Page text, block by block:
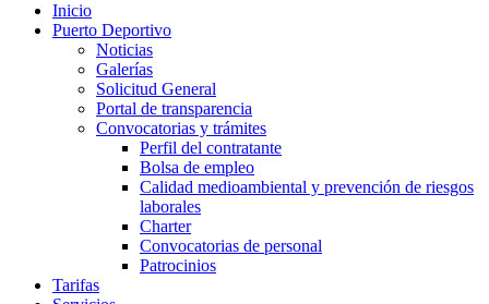
Inicio
Puerto Deportivo
Noticias
Galerías
Solicitud General
Portal de transparencia
Convocatorias y trámites
Perfil del contratante
Bolsa de empleo
Calidad medioambiental y prevención de riesgos
laborales
Charter
Convocatorias de personal
Patrocinios
Tarifas